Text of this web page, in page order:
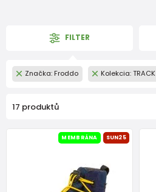
FILTER
Značka: Froddo Kolekcia: TRACK
17 produktů
MEMBRÁNA SUN25